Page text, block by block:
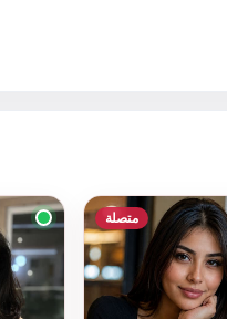
متصلة